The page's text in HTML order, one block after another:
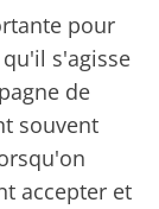
pour
s'agisse
de
souvent
accepter et